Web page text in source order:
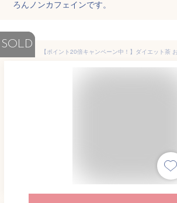
ろんノンカフェインです。
SOLD